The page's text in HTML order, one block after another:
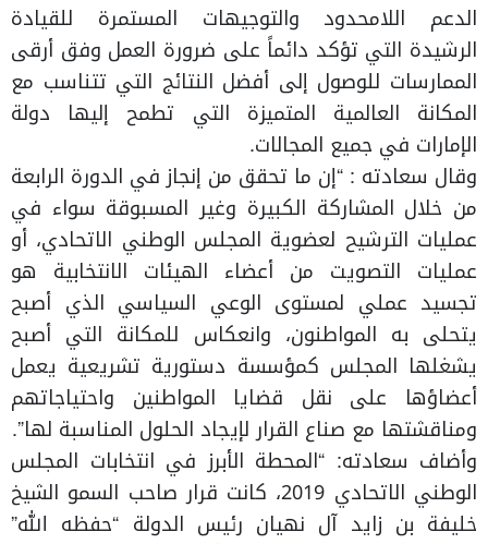
الدعم اللامحدود والتوجيهات المستمرة للقيادة
الرشيدة التي تؤكد دائماً على ضرورة العمل وفق أرقى
الممارسات للوصول إلى أفضل النتائج التي تتناسب مع
المكانة العالمية المتميزة التي تطمح إليها دولة
الإمارات في جميع المجالات.
وقال سعادته : “إن ما تحقق من إنجاز في الدورة الرابعة
من خلال المشاركة الكبيرة وغير المسبوقة سواء في
عمليات الترشيح لعضوية المجلس الوطني الاتحادي، أو
عمليات التصويت من أعضاء الهيئات الانتخابية هو
تجسيد عملي لمستوى الوعي السياسي الذي أصبح
يتحلى به المواطنون، وانعكاس للمكانة التي أصبح
يشغلها المجلس كمؤسسة دستورية تشريعية يعمل
أعضاؤها على نقل قضايا المواطنين واحتياجاتهم
ومناقشتها مع صناع القرار لإيجاد الحلول المناسبة لها”.
وأضاف سعادته: “المحطة الأبرز في انتخابات المجلس
الوطني الاتحادي 2019، كانت قرار صاحب السمو الشيخ
خليفة بن زايد آل نهيان رئيس الدولة “حفظه الله”